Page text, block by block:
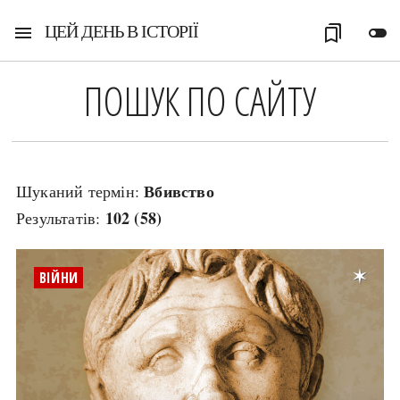
menu ЦЕЙ ДЕНЬ В ІСТОРІЇ toggle_off
bookmarks
ПОШУК ПО САЙТУ
Шуканий термін:Вбивство
Результатів: 102 (58)
ВІЙНИ